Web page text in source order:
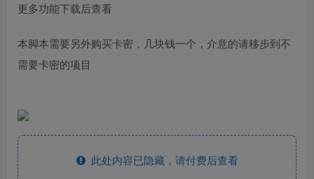
更多功能下载后查看
本脚本需要另外购买卡密，几块钱一个，介意的请移步到不
需要卡密的项目
此处内容已隐藏，请付费后查看